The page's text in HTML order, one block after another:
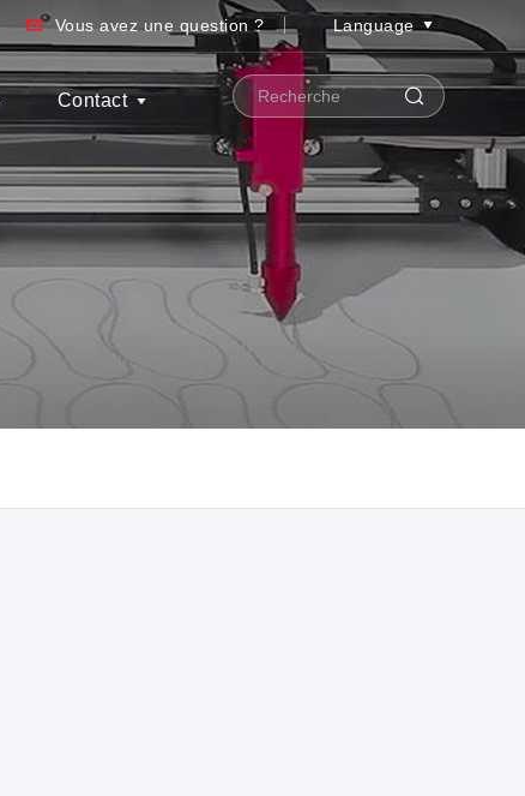
Vous avez une question ? Language
Contact